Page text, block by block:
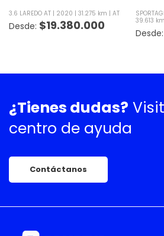
3.6 LAREDO AT 2020 31.275 km AT
$19.380.000
39.613 km
¿Tienes dudas?
centro de ayuda
Contáctanos